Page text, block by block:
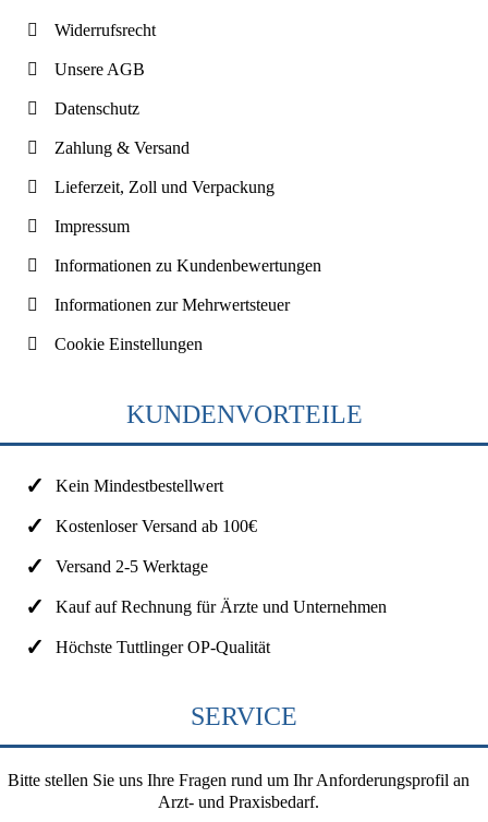
Widerrufsrecht
Unsere AGB
Datenschutz
Zahlung & Versand
Lieferzeit, Zoll und Verpackung
Impressum
Informationen zu Kundenbewertungen
Informationen zur Mehrwertsteuer
Cookie Einstellungen
KUNDENVORTEILE
Kein Mindestbestellwert
Kostenloser Versand ab 100€
Versand 2-5 Werktage
Kauf auf Rechnung für Ärzte und Unternehmen
Höchste Tuttlinger OP-Qualität
SERVICE
Bitte stellen Sie uns Ihre Fragen rund um Ihr Anforderungsprofil an
Arzt- und Praxisbedarf.